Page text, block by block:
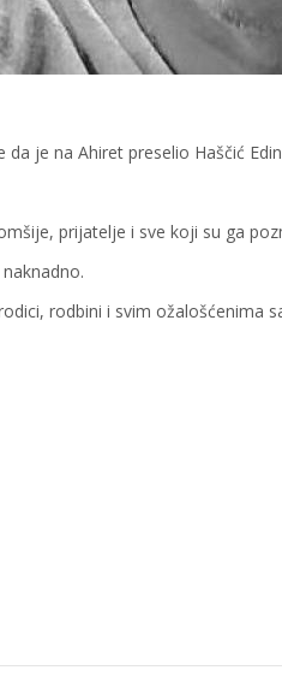
je na Ahiret preselio Haščić
prijatelje i sve koji su ga
rodbini i svim ožalošćenima